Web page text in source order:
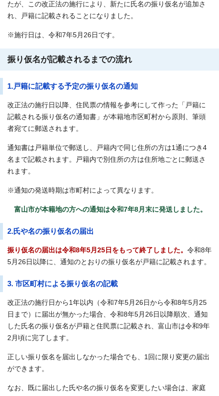
たが、この改正法の施行により、新たに氏名の振り仮名が追加さ
れ、戸籍に記載されることになりました。
※施行日は、令和7年5月26日です。
振り仮名が記載されるまでの流れ
1.戸籍に記載する予定の振り仮名の通知
改正法の施行日以降、住民票の情報を参考にして作った「戸籍に
記載される振り仮名の通知書」が本籍地市区町村から原則、筆頭
者宛てに郵送されます。
通知書は戸籍単位で郵送し、戸籍内で同じ住所の方は1通につき4
名まで記載されます。戸籍内で別住所の方は住所地ごとに郵送さ
れます。
※通知の発送時期は市町村によって異なります。
富山市が本籍地の方への通知は令和7年8月末に発送しました。
2.氏や名の振り仮名の届出
振り仮名の届出は令和8年5月25日をもって終了しました。 令和8年
5月26日以降に、通知のとおりの振り仮名が戸籍に記載されます。
3. 市区町村による振り仮名の記載
改正法の施行日から1年以内（令和7年5月26日から令和8年5月25
日まで）に届出が無かった場合、令和8年5月26日以降順次、通知
した氏名の振り仮名が戸籍と住民票に記載され、富山市は令和9年
2月頃に完了します。
正しい振り仮名を届出しなかった場合でも、1回に限り変更の届出
ができます。
なお、既に届出した氏や名の振り仮名を変更したい場合は、家庭